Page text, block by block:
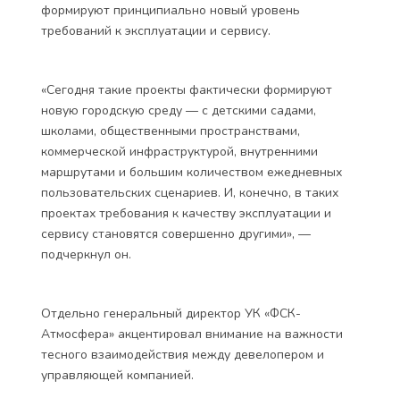
формируют принципиально новый уровень
требований к эксплуатации и сервису.
«Сегодня такие проекты фактически формируют
новую городскую среду — с детскими садами,
школами, общественными пространствами,
коммерческой инфраструктурой, внутренними
маршрутами и большим количеством ежедневных
пользовательских сценариев. И, конечно, в таких
проектах требования к качеству эксплуатации и
сервису становятся совершенно другими», —
подчеркнул он.
Отдельно генеральный директор УК «ФСК-
Атмосфера» акцентировал внимание на важности
тесного взаимодействия между девелопером и
управляющей компанией.